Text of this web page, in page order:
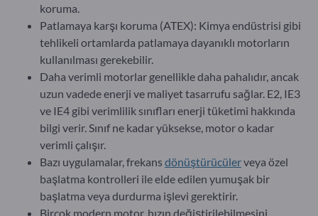
koruma.
Patlamaya karşı koruma (ATEX): Kimya endüstrisi gibi
tehlikeli ortamlarda patlamaya dayanıklı motorların
kullanılması gerekebilir.
Daha verimli motorlar genellikle daha pahalıdır, ancak
uzun vadede enerji ve maliyet tasarrufu sağlar. E2, IE3
ve IE4 gibi verimlilik sınıfları enerji tüketimi hakkında
bilgi verir. Sınıf ne kadar yüksekse, motor o kadar
verimli çalışır.
Bazı uygulamalar, frekans dönüştürücülerveya özel
başlatma kontrolleri ile elde edilen yumuşak bir
başlatma veya durdurma işlevi gerektirir.
Birçok modern motor, hızın değiştirilebilmesini